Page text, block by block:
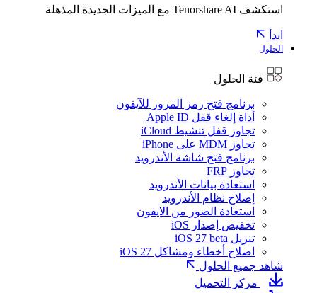
استكشف Tenorshare AI مع الميزات الجديدة المذهلة
ابدأ
الحلول
فئة الحلول
برنامج فتح رمز المرور للآيفون
أداة إلغاء قفل Apple ID
تجاوز قفل تنشيط iCloud
تجاوز MDM على iPhone
برنامج فتح شاشة الأندرويد
تجاوز FRP
استعادة بيانات الأندرويد
إصلاح نظام الأندرويد
استعادة الصور من الايفون
تخفيض إصدار iOS
تنزيل iOS 27 beta
اصلاح أخطاء ومشاكل iOS 27
شاهد جميع الحلول
مركز التحميل